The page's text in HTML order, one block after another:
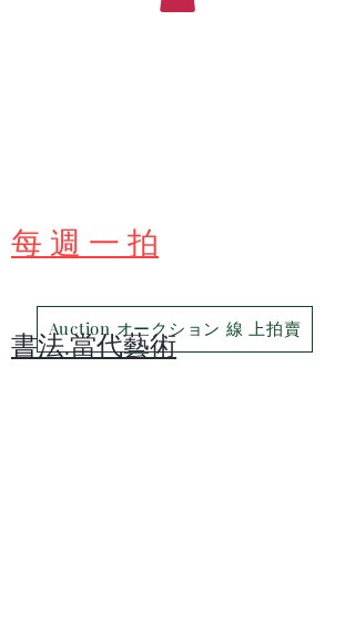
​每 週 一 拍
Auction オークション 線 上拍賣
​書法.當代藝術